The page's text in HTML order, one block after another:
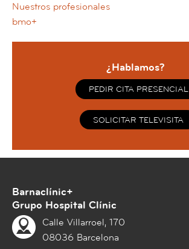
Nuestros profesionales
bmo+
¿Hablamos?
PEDIR CITA PRESENCIAL
SOLICITAR TELEVISITA
Barnaclínic+
Grupo Hospital Clínic
Calle Villarroel, 170
08036 Barcelona